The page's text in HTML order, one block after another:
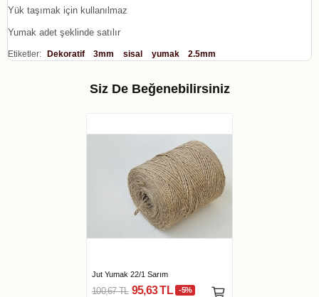
Yük taşımak için kullanılmaz
Yumak adet şeklinde satılır
Etiketler: Dekoratif 3mm sisal yumak 2.5mm
Siz De Beğenebilirsiniz
Jut Yumak 22/1 Sarım
100,67 TL 95,63 TL -5%